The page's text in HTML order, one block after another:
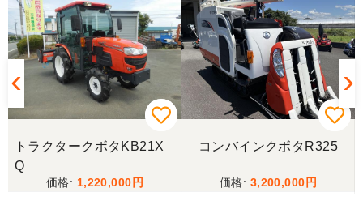
山梨県／伊藤明久
引き取りに行くまでに 時間が掛かってしまって
待っていて頂き有り難うございました。
山梨県／樋野進悦
メールの返信がなかったので、残念ですが、こちら
からキャンセルのメールを送った。
トラクタークボタKB21X
Q
1,220,000
コンバインクボタR325
3,200,000